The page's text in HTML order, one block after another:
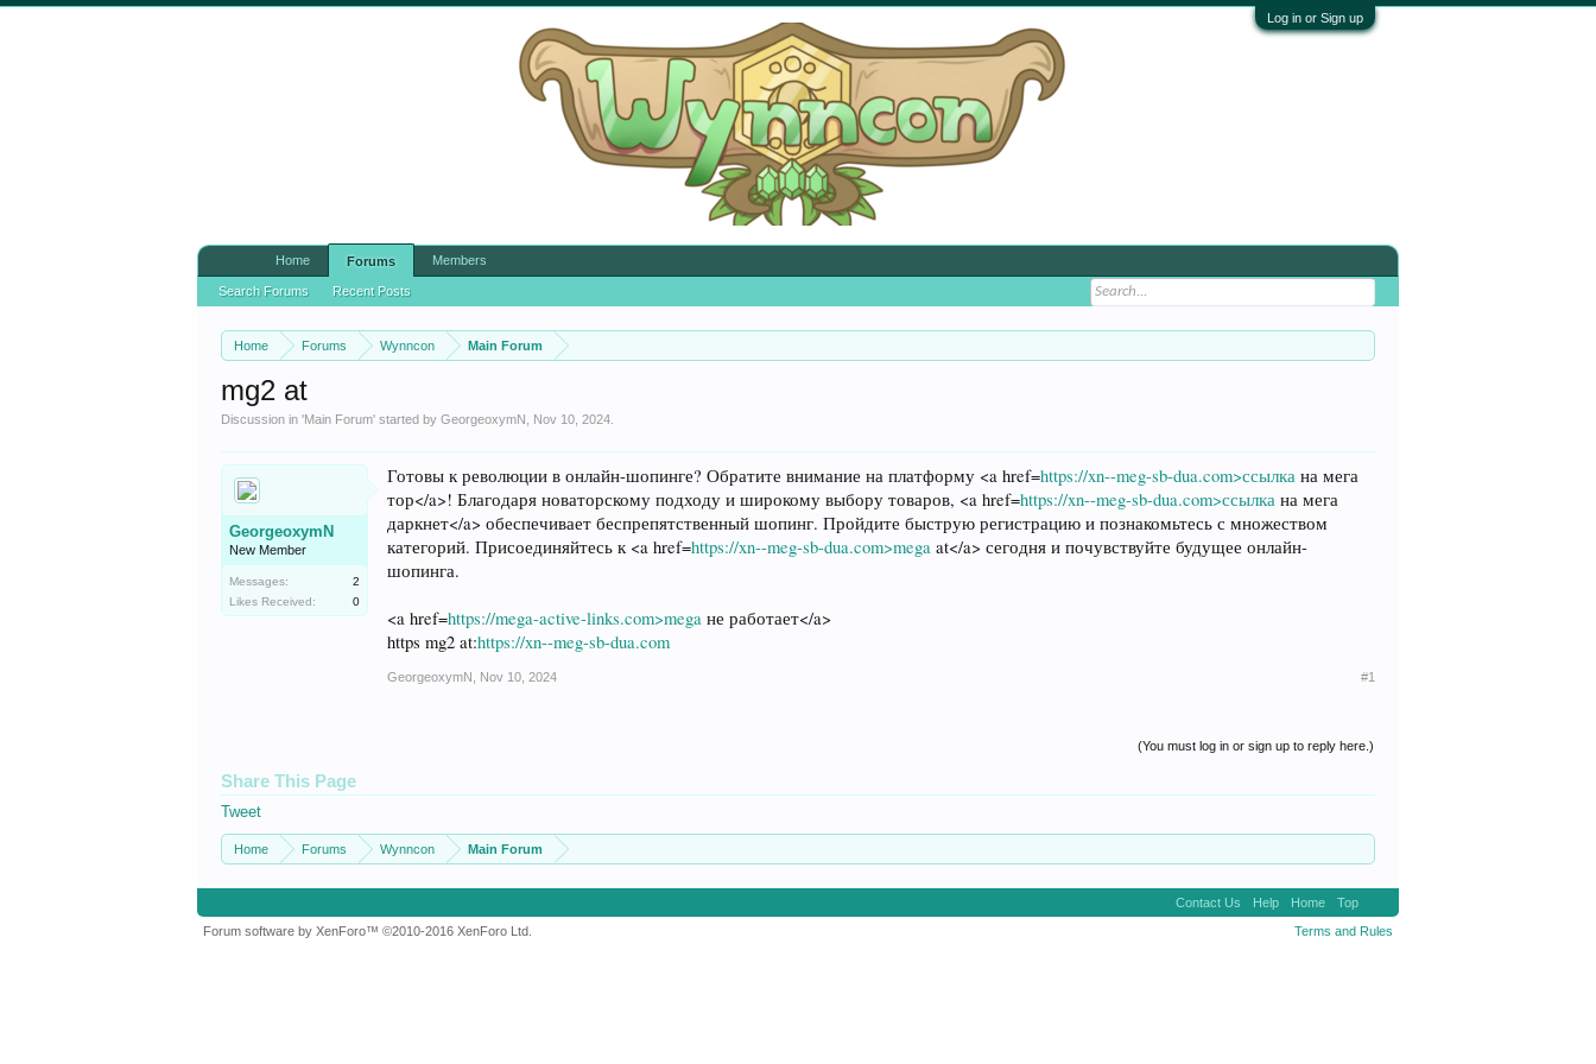
Log in or Sign up
Home Forums Wynncon Main Forum
mg2 at
Discussion in 'Main Forum' started byGeorgeoxymN Nov 10, 2024
GeorgeoxymN
New Member
Messages:
2
Likes Received:
0
Готовы к революции в онлайн-шопинге? Обратите внимание на платформу <a href=https://xn--meg-sb-dua.com>ссылка на мега
тор</a>! Благодаря новаторскому подходу и широкому выбору товаров, <a href=https://xn--meg-sb-dua.com>ссылка на мега
даркнет</a> обеспечивает беспрепятственный шопинг. Пройдите быструю регистрацию и познакомьтесь с множеством
категорий. Присоединяйтесь к <a href=https://xn--meg-sb-dua.com>mega at</a> сегодня и почувствуйте будущее онлайн-
шопинга.
<a href=https://mega-active-links.com>mega не работает</a>
https mg2 at:https://xn--meg-sb-dua.com
GeorgeoxymN Nov 10, 2024 #1
(You must log in or sign up to reply here.)
Share This Page
Tweet
Home Forums Wynncon Main Forum
Home Forums
Search Forums Recent Posts
Members
Contact Us Help Home
Top
Terms and Rules
Forum software by XenForo™©2010-2016 XenForo Ltd.